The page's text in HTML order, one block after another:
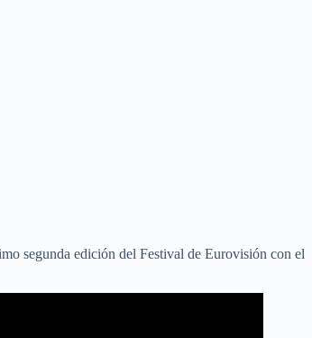
segunda edición del Festival de Eurovisión con el